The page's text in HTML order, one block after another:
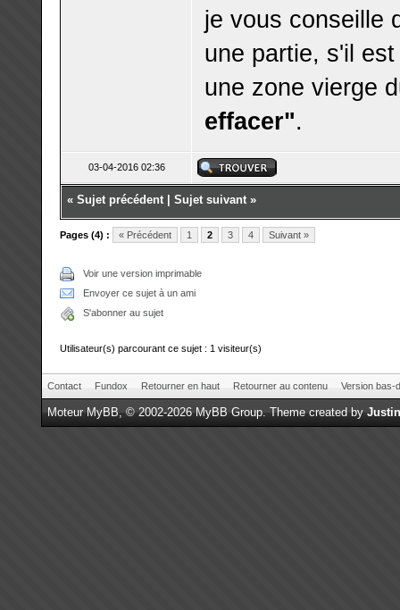
je vous conseille
une partie, s'il
une zone vierge
effacer".
03-04-2016 02:36
« Sujet précédent| Sujet suivant»
Pages (4) : « Précédent 1 2 3 4 Suivant »
Voir une version imprimable
Envoyer ce sujet à un ami
S'abonner au sujet
Utilisateur(s) parcourant ce sujet : 1 visiteur(s)
Contact Fundox Retourner en haut Retourner au contenu Version bas-
MoteurMyBB, © 2002-2026MyBB Group. Theme created by